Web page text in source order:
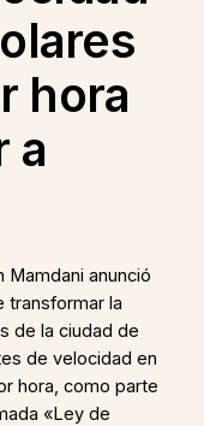
hora
a
Mamdani anunció
transformar la
de la ciudad de
de velocidad en
hora, como parte
«Ley de